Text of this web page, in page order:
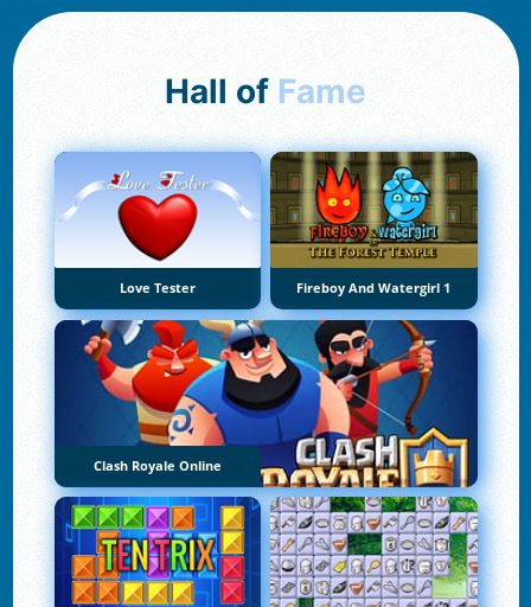
Hall of Fame
Love Tester Fireboy And Watergirl 1
Clash Royale Online